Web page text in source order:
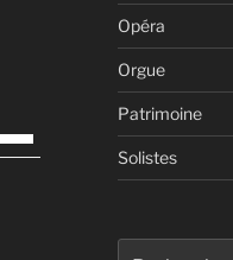
Opéra
Orgue
Patrimoine
Solistes